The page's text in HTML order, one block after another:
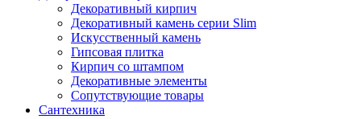
Декоративный кирпич
Декоративный камень серии Slim
Искусственный камень
Гипсовая плитка
Кирпич со штампом
Декоративные элементы
Сопутствующие товары
Сантехника